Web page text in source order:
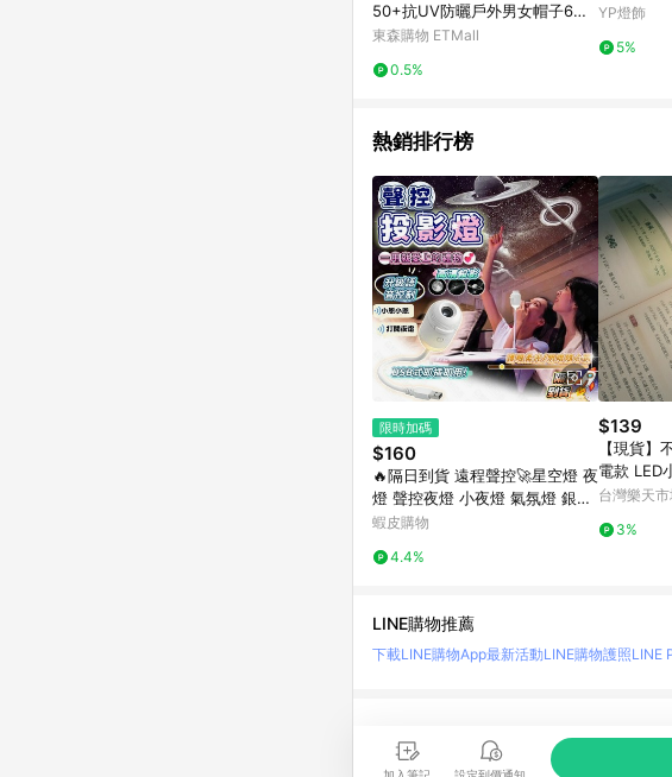
50+抗UV防曬戶外男女帽子6色a
1am7
東森購物 ETMall
0.5%
YP燈飾
5%
熱銷排行榜
限時加碼
$160
🔥隔日到貨 遠程聲控🚀星空燈 夜
燈 聲控夜燈 小夜燈 氣氛燈 銀河
投影燈 星空投影燈 禮物 車載星
蝦皮購物
4.4%
$139
【現貨】
電款 LED小夜燈 超薄 夜間LED
便攜式 便
台灣樂天
3%
LINE購物推薦
下載LINE購物App最新活動LINE購物護照LINE
LINE 購物是匯集購物情報與商品資訊的整合
時間差，請務必點擊商品至各合作網路商家，